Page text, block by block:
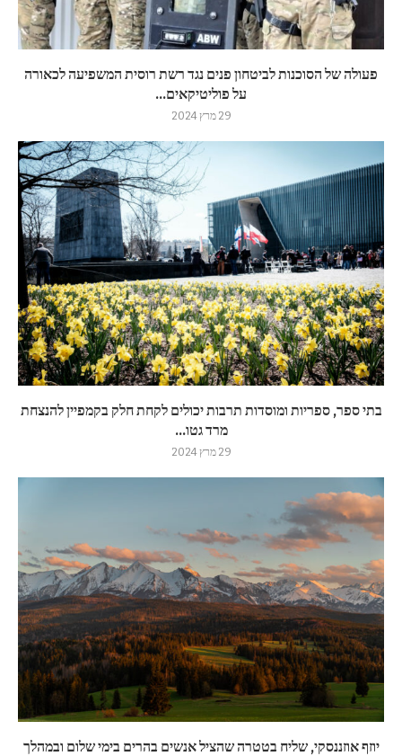
פעולה של הסוכנות לביטחון פנים נגד רשת רוסית המשפיעה לכאורה
על פוליטיקאים...
29 מרץ 2024
בתי ספר, ספריות ומוסדות תרבות יכולים לקחת חלק בקמפיין להנצחת
מרד גטו...
29 מרץ 2024
יוזף אוזננסקי, שליח בטטרה שהציל אנשים בהרים בימי שלום ובמהלך